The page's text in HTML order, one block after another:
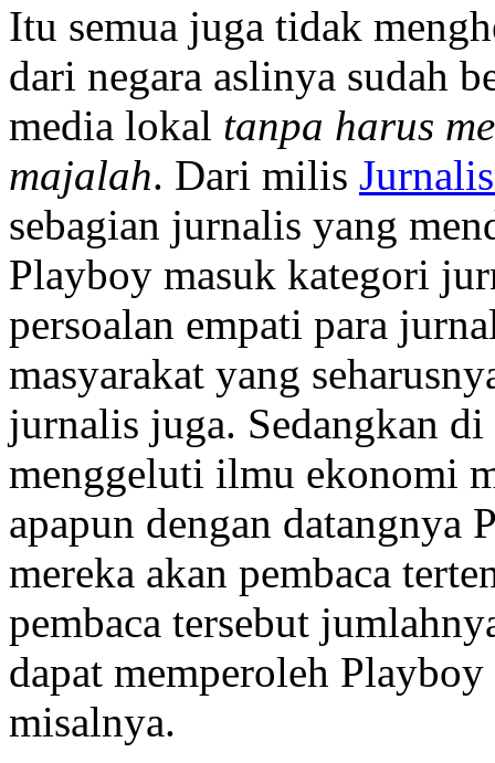
Itu semua juga tidak
dari negara aslinya sudah
media lokal tanpa harus
majalah. Dari milis
sebagian jurnalis yang
Playboy masuk kategori
persoalan empati para
masyarakat yang
jurnalis juga. Sedangkan
menggeluti ilmu ekonomi
apapun dengan datangnya
mereka akan pembaca
pembaca tersebut
dapat memperoleh
misalnya.